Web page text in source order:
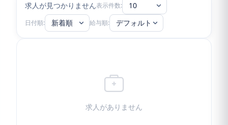
求人が見つかりません表示件数: 10
日付順: 新着順 給与順: デフォルト
求人がありません